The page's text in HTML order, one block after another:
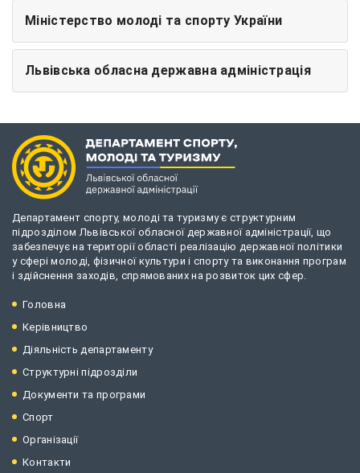
Міністерство молоді та спорту України
Львівська обласна державна адміністрація
Департамент спорту, молоді та туризму є структурним
підрозділом Львівської обласної державної адміністрації, що
забезпечує на території області реалізацію державної політики
у сфері молоді, фізичної культури і спорту та виконання програм
і здійснення заходів, спрямованих на розвиток цих сфер.
Головна
Керівництво
Діяльність департаменту
Структурні підрозділи
Документи та програми
Спорт
Організації
Контакти